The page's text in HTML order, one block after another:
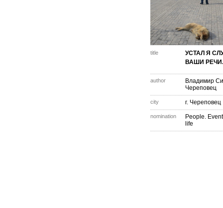
title
УСТАЛ Я
ВАШИ РЕЧИ.
author
Владимир
Череповец
city г. Череповец
nomination
People.
life